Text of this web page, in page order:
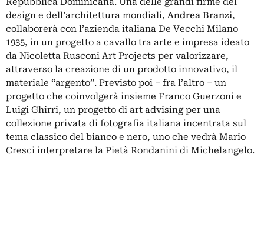
design e dell’architettura mondiali, Andrea Branzi,
collaborerà con l’azienda italiana De Vecchi Milano
1935, in un progetto a cavallo tra arte e impresa ideato
da Nicoletta Rusconi Art Projects per valorizzare,
attraverso la creazione di un prodotto innovativo, il
materiale “argento”. Previsto poi – fra l’altro – un
progetto che coinvolgerà insieme Franco Guerzoni e
Luigi Ghirri, un progetto di art advising per una
collezione privata di fotografia italiana incentrata sul
tema classico del bianco e nero, uno che vedrà Mario
Cresci interpretare la Pietà Rondanini di Michelangelo.